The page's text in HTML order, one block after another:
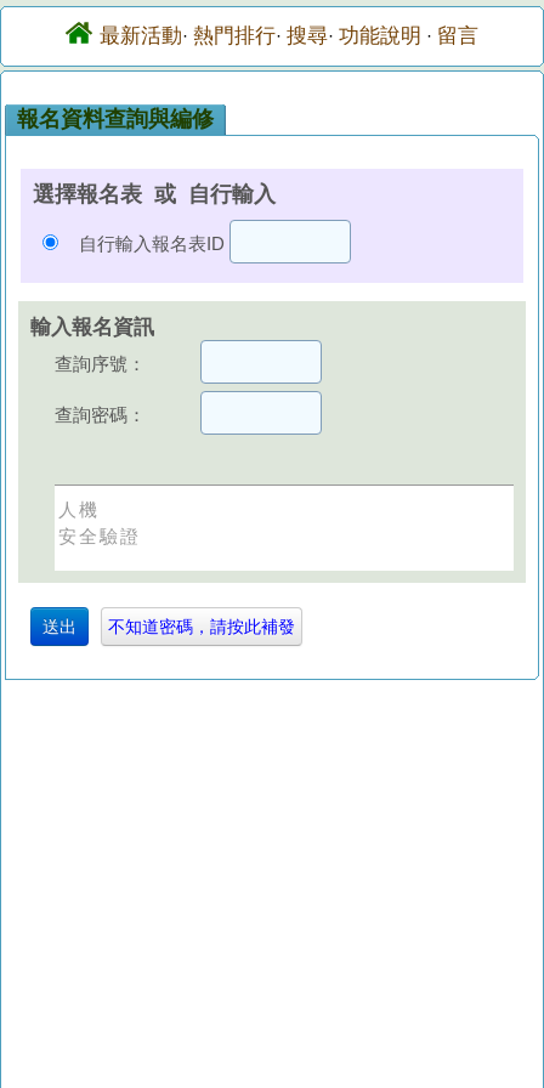
最新活動· 熱門排行· 搜尋· 功能說明 · 留言
報名資料查詢與編修
選擇報名表 或 自行輸入
自行輸入報名表ID
輸入報名資訊
查詢序號：
查詢密碼：
人機
安全驗證